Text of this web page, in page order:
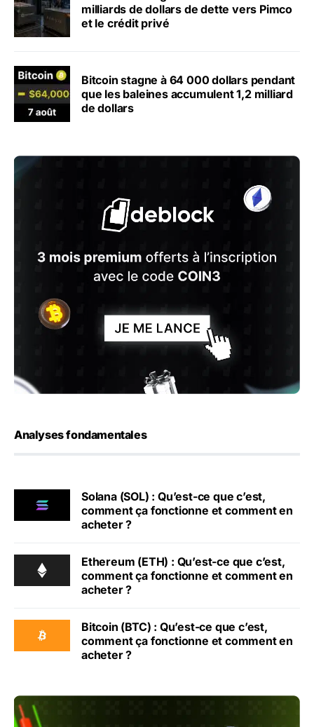
milliards de dollars de dette vers Pimco
et le crédit privé
Bitcoin stagne à 64 000 dollars pendant
que les baleines accumulent 1,2 milliard
de dollars
Analyses fondamentales
Solana (SOL) : Qu’est-ce que c’est,
comment ça fonctionne et comment en
acheter ?
Ethereum (ETH) : Qu’est-ce que c’est,
comment ça fonctionne et comment en
acheter ?
Bitcoin (BTC) : Qu’est-ce que c’est,
comment ça fonctionne et comment en
acheter ?